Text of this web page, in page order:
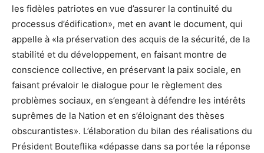
les fidèles patriotes en vue d’assurer la continuité du
processus d’édification», met en avant le document, qui
appelle à «la préservation des acquis de la sécurité, de la
stabilité et du développement, en faisant montre de
conscience collective, en préservant la paix sociale, en
faisant prévaloir le dialogue pour le règlement des
problèmes sociaux, en s’engeant à défendre les intérêts
suprêmes de la Nation et en s’éloignant des thèses
obscurantistes». L’élaboration du bilan des réalisations du
Président Bouteflika «dépasse dans sa portée la réponse